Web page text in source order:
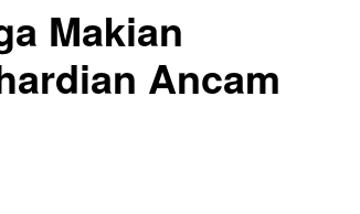
Makian
Ancam